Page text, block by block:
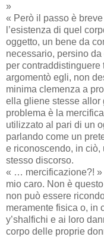
»
« Però il passo è
l’esistenza di quel
oggetto, un bene da
necessario, persino
per
argomentò egli, non
minima clemenza a
ella gliene stesse allor
problema è la
utilizzato al pari di un
parlando come un
e riconoscendo, in
stesso discorso.
« … mercificazione?! »
mio caro. Non è
non può essere
meramente fisica o, in
y’shalfichi e ai loro
corpo delle proprie